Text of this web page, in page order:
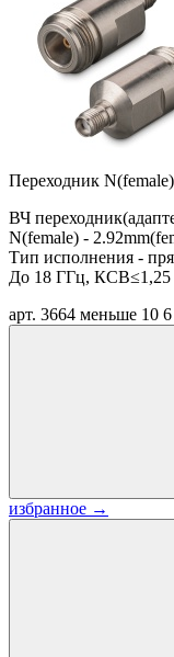
Переходник
ВЧ
N(female) -
Тип исполнения -
До 18 ГГц, КСВ≤1,25
арт. 3664 меньше 10
избранное →